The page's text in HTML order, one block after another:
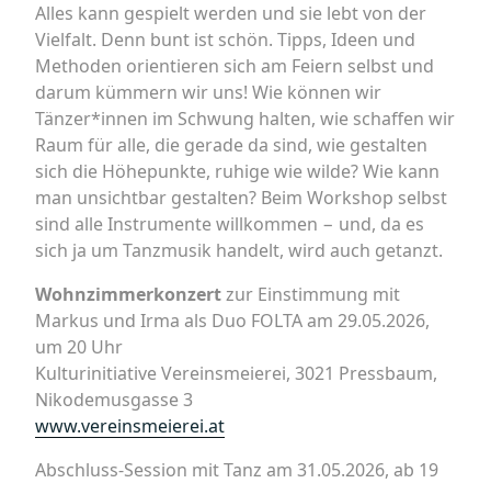
Alles kann gespielt werden und sie lebt von der
Vielfalt. Denn bunt ist schön. Tipps, Ideen und
Methoden orientieren sich am Feiern selbst und
darum kümmern wir uns! Wie können wir
Tänzer*innen im Schwung halten, wie schaffen wir
Raum für alle, die gerade da sind, wie gestalten
sich die Höhepunkte, ruhige wie wilde? Wie kann
man unsichtbar gestalten? Beim Workshop selbst
sind alle Instrumente willkommen − und, da es
sich ja um Tanzmusik handelt, wird auch getanzt.
Wohnzimmerkonzertzur Einstimmung mit
Markus und Irma als Duo FOLTA am 29.05.2026,
um 20 Uhr
Kulturinitiative Vereinsmeierei, 3021 Pressbaum,
Nikodemusgasse 3
www.vereinsmeierei.at
Abschluss-Session mit Tanz am 31.05.2026, ab 19